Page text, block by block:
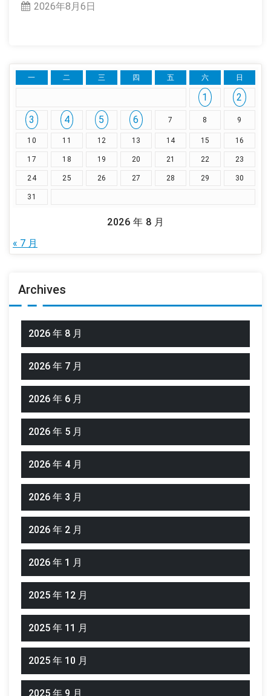
2026年8月6日
2026 年 8 月
一 二 三 四 五 六 日
1
2
3
4 5 6 7 8 9
10 11 12 13 14 15 16
17 18 19 20 21 22 23
24 25 26 27 28 29 30
31
« 7 月
Archives
2026 年 8 月
2026 年 7 月
2026 年 6 月
2026 年 5 月
2026 年 4 月
2026 年 3 月
2026 年 2 月
2026 年 1 月
2025 年 12 月
2025 年 11 月
2025 年 10 月
2025 年 9 月